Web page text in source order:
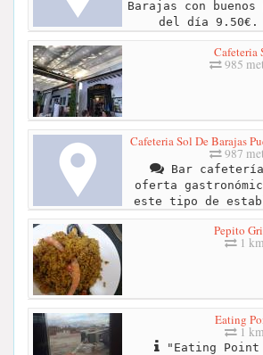
Barajas con buenos
del día 9.50€.
Cafeteria
985
Cafeteria Sol De Barajas
987
Bar
oferta
este tipo de
Pepito
1 km
Eating
1 km
"Eating Point